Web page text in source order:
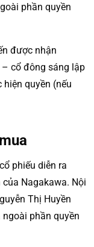
phần quyền
được nhận
cổ đông sáng lập
quyền (nếu
phiếu diễn ra
Nagakawa. Nội
Thị Huyền
phần quyền